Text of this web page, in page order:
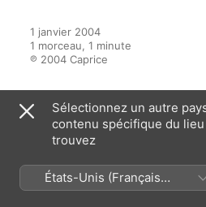
1 janvier 2004
1 morceau, 1 minute
℗ 2004 Caprice
Sur l’album
Music From The
Queen
Sélectionnez un autre
contenu spécifique du
trouvez
États-Unis (Français
France)